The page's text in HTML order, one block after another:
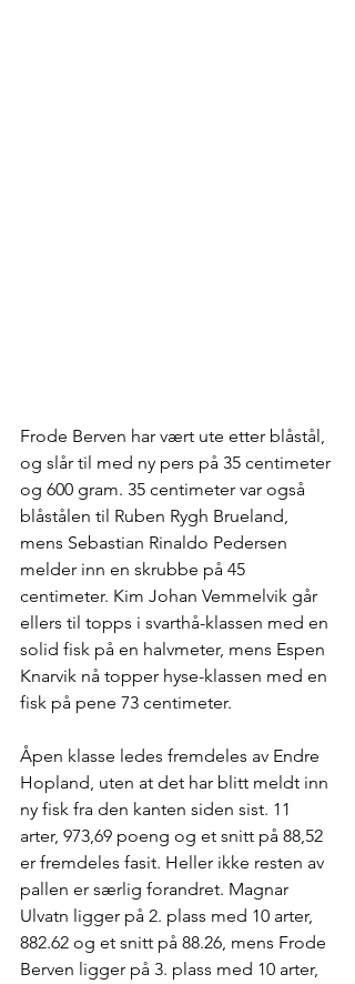
Frode Berven har vært ute etter blåstål,
og slår til med ny pers på 35 centimeter
og 600 gram. 35 centimeter var også
blåstålen til Ruben Rygh Brueland,
mens Sebastian Rinaldo Pedersen
melder inn en skrubbe på 45
centimeter. Kim Johan Vemmelvik går
ellers til topps i svarthå-klassen med en
solid fisk på en halvmeter, mens Espen
Knarvik nå topper hyse-klassen med en
fisk på pene 73 centimeter.
Åpen klasse ledes fremdeles av Endre
Hopland, uten at det har blitt meldt inn
ny fisk fra den kanten siden sist. 11
arter, 973,69 poeng og et snitt på 88,52
er fremdeles fasit. Heller ikke resten av
pallen er særlig forandret. Magnar
Ulvatn ligger på 2. plass med 10 arter,
882.62 og et snitt på 88.26, mens Frode
Berven ligger på 3. plass med 10 arter,